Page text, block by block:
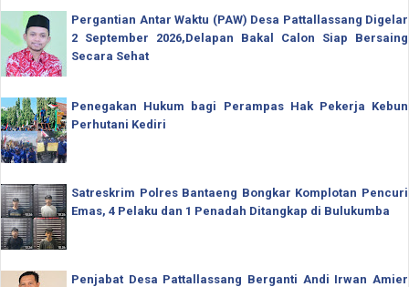
Pergantian Antar Waktu (PAW) Desa Pattallassang Digelar
2 September 2026,Delapan Bakal Calon Siap Bersaing
Secara Sehat
Penegakan Hukum bagi Perampas Hak Pekerja Kebun
Perhutani Kediri
Satreskrim Polres Bantaeng Bongkar Komplotan Pencuri
Emas, 4 Pelaku dan 1 Penadah Ditangkap di Bulukumba
Penjabat Desa Pattallassang Berganti Andi Irwan Amier